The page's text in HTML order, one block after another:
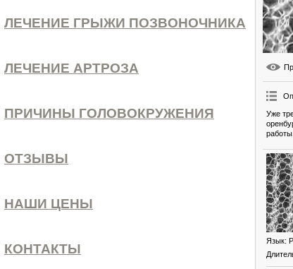
ЛЕЧЕНИЕ ГРЫЖИ ПОЗВОНОЧНИКА
ЛЕЧЕНИЕ АРТРОЗА
ПРИЧИНЫ ГОЛОВОКРУЖЕНИЯ
ОТЗЫВЫ
НАШИ ЦЕНЫ
КОНТАКТЫ
Уже
Язык: